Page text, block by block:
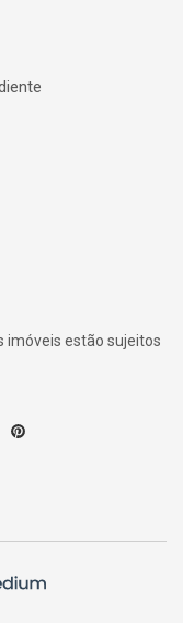
imóveis estão sujeitos
Pinterest